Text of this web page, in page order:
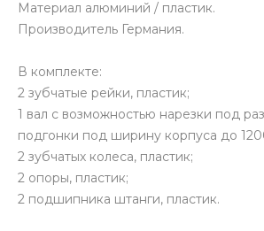
Материал алюминий / пластик.
Производитель Германия.
В комплекте:
2 зубчатые рейки, пластик;
1 вал с возможностью нарезки под
подгонки под ширину корпуса до
2 зубчатых колеса, пластик;
2 опоры, пластик;
2 подшипника штанги, пластик.